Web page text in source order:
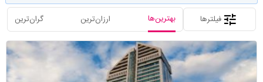
فیلترها بهترین‌ها ارزان‌ترین گران‌ترین